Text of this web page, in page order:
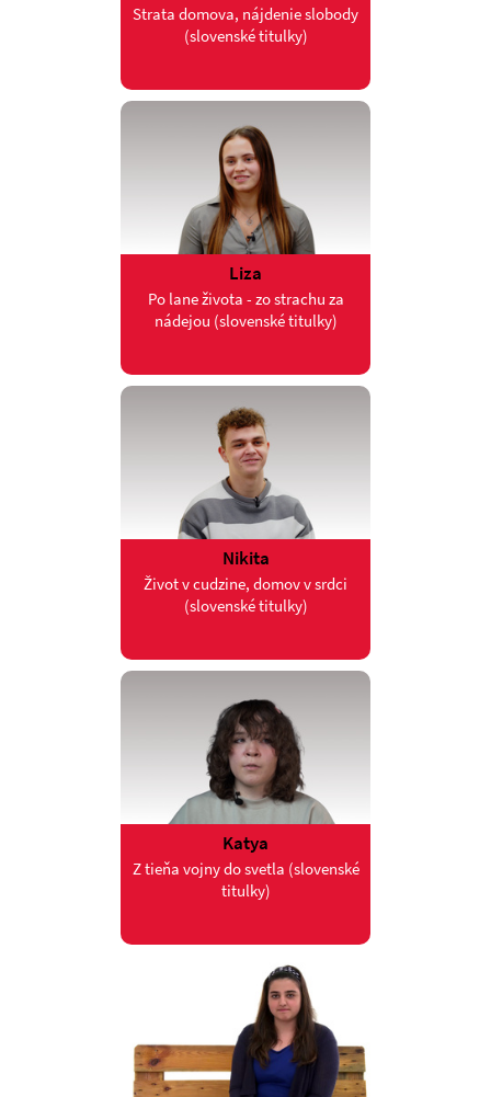
Strata domova, nájdenie slobody
(slovenské titulky)
Liza
Po lane života - zo strachu za
nádejou (slovenské titulky)
Nikita
Život v cudzine, domov v srdci
(slovenské titulky)
Katya
Z tieňa vojny do svetla (slovenské
titulky)